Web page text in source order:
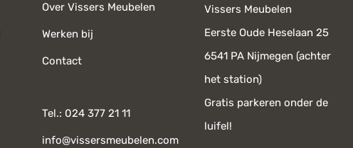
Over Vissers Meubelen
Werken bij
Contact
Tel.: 024 377 21 11
info@vissersmeubelen.com
Vissers Meubelen
Eerste Oude Heselaan 25
6541 PA Nijmegen (achter
het station)
Gratis parkeren onder de
luifel!